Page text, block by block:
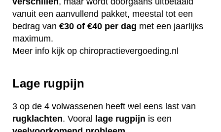
vanuit een aanvullend pakket, meestal tot een
bedrag van €30 of €40 per dag met een jaarlijks
maximum.
Meer info kijk op chiropractievergoeding.nl
Lage rugpijn
3 op de 4 volwassenen heeft wel eens last van
rugklachten. Vooral lage rugpijn is een